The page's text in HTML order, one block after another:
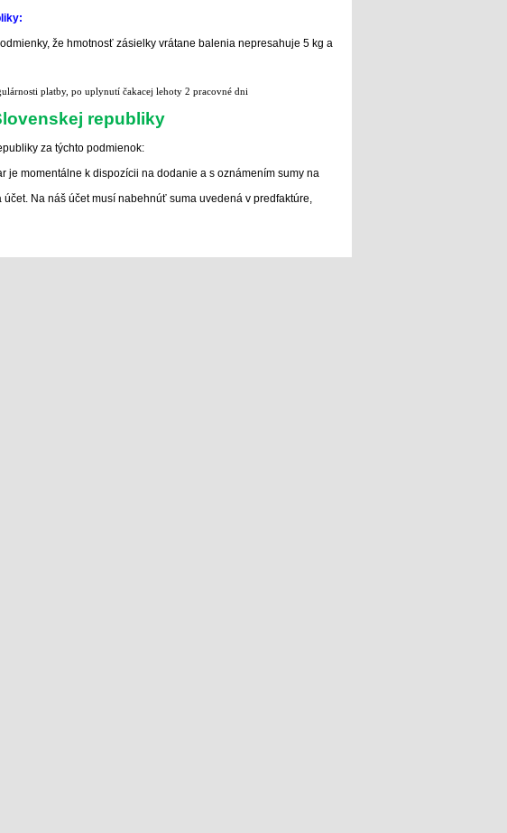
že hmotnosť zásielky vrátane balenia nepresahuje 5 kg a
platby, po uplynutí čakacej lehoty 2 pracovné dni
republiky
za týchto podmienok:
je momentálne k dispozícii na dodanie a s oznámením sumy na
Na náš účet musí nabehnúť suma uvedená v predfaktúre,